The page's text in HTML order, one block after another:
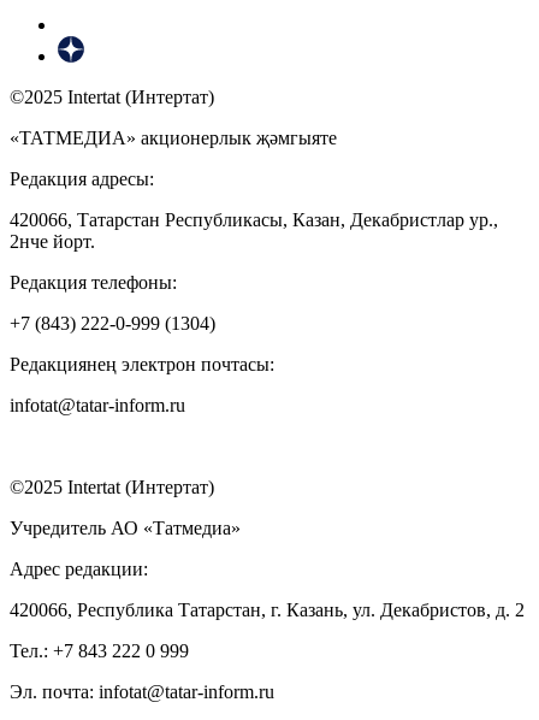
©2025 Intertat (Интертат)
«ТАТМЕДИА» акционерлык җәмгыяте
Редакция адресы:
420066, Татарстан Республикасы, Казан, Декабристлар ур.,
2нче йорт.
Редакция телефоны:
+7 (843) 222-0-999 (1304)
Редакциянең электрон почтасы:
infotat@tatar-inform.ru
©2025 Intertat (Интертат)
Учредитель АО «Татмедиа»
Адрес редакции:
420066, Республика Татарстан, г. Казань, ул. Декабристов, д. 2
Тел.: +7 843 222 0 999
Эл. почта: infotat@tatar-inform.ru